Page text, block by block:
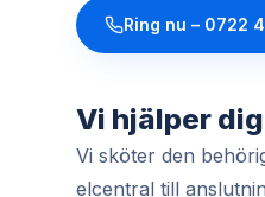
Ring nu – 0722
Vi hjälper
Vi sköter den
elcentral till